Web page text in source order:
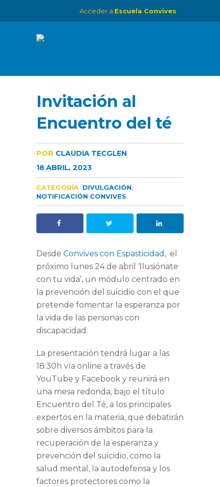
Acceder a Escuela Convives
Invitación al
Encuentro del té
POR CLAUDIA TECGLEN
18 ABRIL, 2023
CATEGORÍA DIVULGACIÓN
NOTIFICACIÓN CONVIVES
Desde Convives con Espasticidad , el
próximo lunes 24 de abril ‘Ilusiónate
con tu vida’, un módulo centrado en
la prevención del suicidio con el que
pretende fomentar la esperanza por
la vida de las personas con
discapacidad.
La presentación tendrá lugar a las
18:30h vía online a través de
YouTube y Facebook y reunirá en
una mesa redonda, bajo el título
Encuentro del Té, a los principales
expertos en la materia, que debatirán
sobre diversos ámbitos para la
recuperación de la esperanza y
prevención del suicidio, como la
salud mental, la autodefensa y los
factores protectores como la